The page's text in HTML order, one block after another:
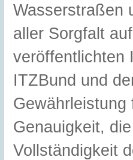
Wasserstraßen
aller Sorgfalt
veröffentlichten
ITZBund und
Genauigkeit,
Vollständigkeit